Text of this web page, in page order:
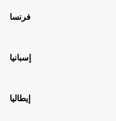
فرنسا
إسبانيا
إيطاليا